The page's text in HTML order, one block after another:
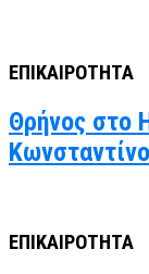
ΕΠΙΚΑΙΡΟΤΗΤΑ
Θρήνος στο
ΕΠΙΚΑΙΡΟΤΗΤΑ